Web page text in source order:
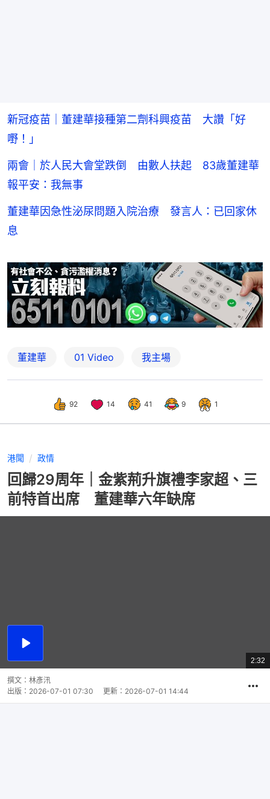
新冠疫苗｜董建華接種第二劑科興疫苗 大讚「好
嘢！」
兩會｜於人民大會堂跌倒 由數人扶起 83歲董建華
報平安：我無事
董建華因急性泌尿問題入院治療 發言人：已回家休
息
董建華 01 Video 我主場
92 14 41 9 1
港聞 政情
回歸29周年｜金紫荊升旗禮李家超、三
前特首出席 董建華六年缺席
播
總
共
2:32
撰文： 林彥汛
出版： 2026-07-01 07:30 更新： 2026-07-01 14:44